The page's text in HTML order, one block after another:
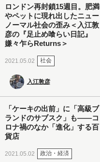
ロンドン再封鎖15週目。肥満
やペットに現れ出したニュー
ノーマル社会の歪み＜入江敦
彦の『足止め喰らい日記』
嫌々乍らReturns＞
2021.05.02 社会
入江敦彦
「ケーキの出前」に「高級ブ
ランドのサブスク」も――コ
ロナ禍のなか「進化」する百
貨店
2021.05.02 政治・経済